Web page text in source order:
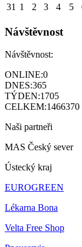
31 1 2 3 4 5
Návštěvnost
Návštěvnost:
ONLINE:0
DNES:365
TÝDEN:1705
CELKEM:1466370
Naši partneři
MAS Český sever
Ústecký kraj
EUROGREEN
Lékarna Bona
Velta Free Shop